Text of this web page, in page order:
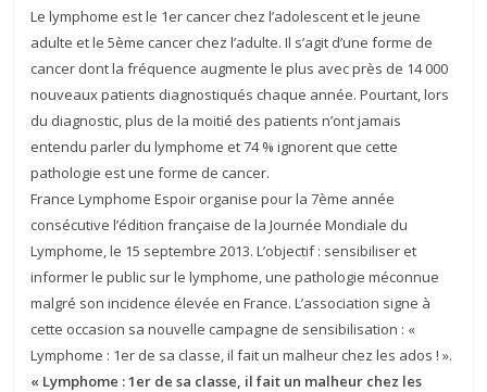
Le lymphome est le 1er cancer chez l’adolescent et le jeune
adulte et le 5ème cancer chez l’adulte. Il s’agit d’une forme de
cancer dont la fréquence augmente le plus avec près de 14 000
nouveaux patients diagnostiqués chaque année. Pourtant, lors
du diagnostic, plus de la moitié des patients n’ont jamais
entendu parler du lymphome et 74 % ignorent que cette
pathologie est une forme de cancer.
France Lymphome Espoir organise pour la 7ème année
consécutive l’édition française de la Journée Mondiale du
Lymphome, le 15 septembre 2013. L’objectif : sensibiliser et
informer le public sur le lymphome, une pathologie méconnue
malgré son incidence élevée en France. L’association signe à
cette occasion sa nouvelle campagne de sensibilisation : «
Lymphome : 1er de sa classe, il fait un malheur chez les ados ! ».
« Lymphome : 1er de sa classe, il fait un malheur chez les